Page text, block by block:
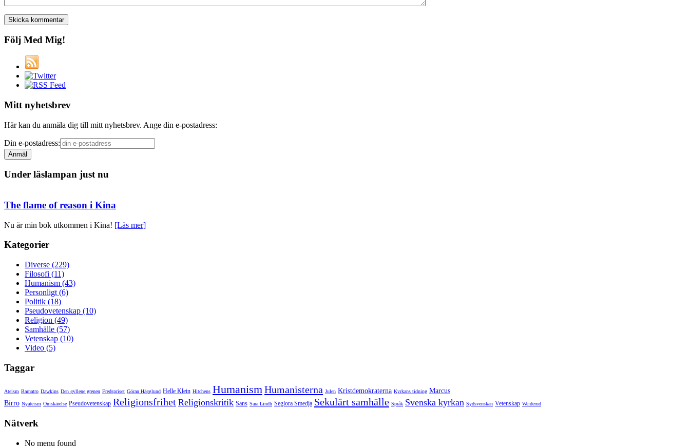
Följ Med Mig!
Mitt nyhetsbrev
Här kan du anmäla dig till mitt nyhetsbrev. Ange din e-postadress:
Din e-postadress:
Under läslampan just nu
The flame of reason i Kina
Nu är min bok utkommen i Kina! [Läs mer]
Kategorier
Diverse (229)
Filosofi (11)
Humanism (43)
Personligt (6)
Politik (18)
Pseudovetenskap (10)
Religion (49)
Samhälle (57)
Vetenskap (10)
Video (5)
Taggar
Ateism Barnatro Dawkins Den gyllene grenen Fredspriset Göran Hägglund Helle Klein Hitchens HumanismHumanisterna Julen Kristdemokraterna Kyrkans tidning Marcus
Birro Nyateism Omskärelse Pseudovetenskap Religionsfrihet Religionskritik Sans Sara Lindh Seglora Smedja Sekulärt samhälle Språk Svenska kyrkan Sydsvenskan Vetenskap Weiderud
Nätverk
No menu found